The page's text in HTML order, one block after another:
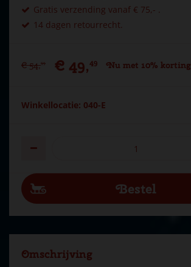
Gratis verzending vanaf € 75,- .
14 dagen retourrecht.
€ 54,99 € 49,49 Nu met 10% korting
Winkellocatie: 040-E
Omschrijving